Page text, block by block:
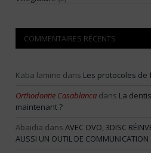
COMMENTAIRES RÉCENTS
Kaba lamine dans Les protocoles de
Orthodontie Casablanca dans La
maintenant ?
Abaidia dans AVEC OVO, 3DISC
AUSSI UN OUTIL DE COMMUNICATION